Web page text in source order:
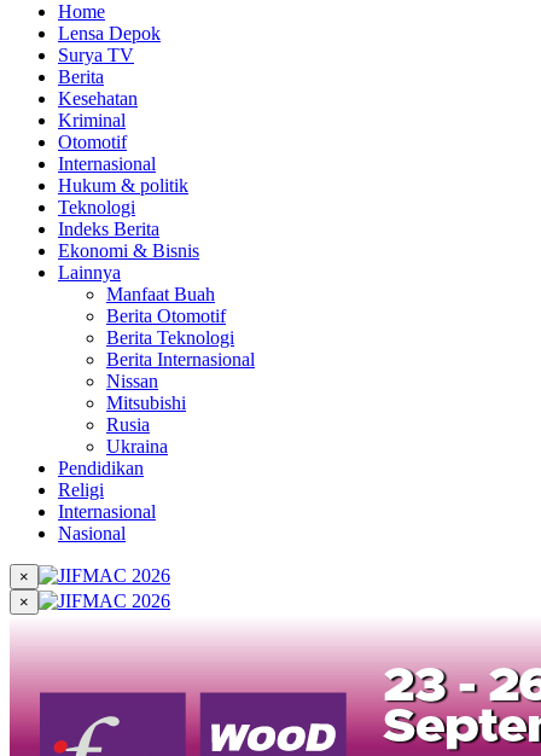
Home
Lensa Depok
Surya TV
Berita
Kesehatan
Kriminal
Otomotif
Internasional
Hukum & politik
Teknologi
Indeks Berita
Ekonomi & Bisnis
Lainnya
Manfaat Buah
Berita Otomotif
Berita Teknologi
Berita Internasional
Nissan
Mitsubishi
Rusia
Ukraina
Pendidikan
Religi
Internasional
Nasional
×
×